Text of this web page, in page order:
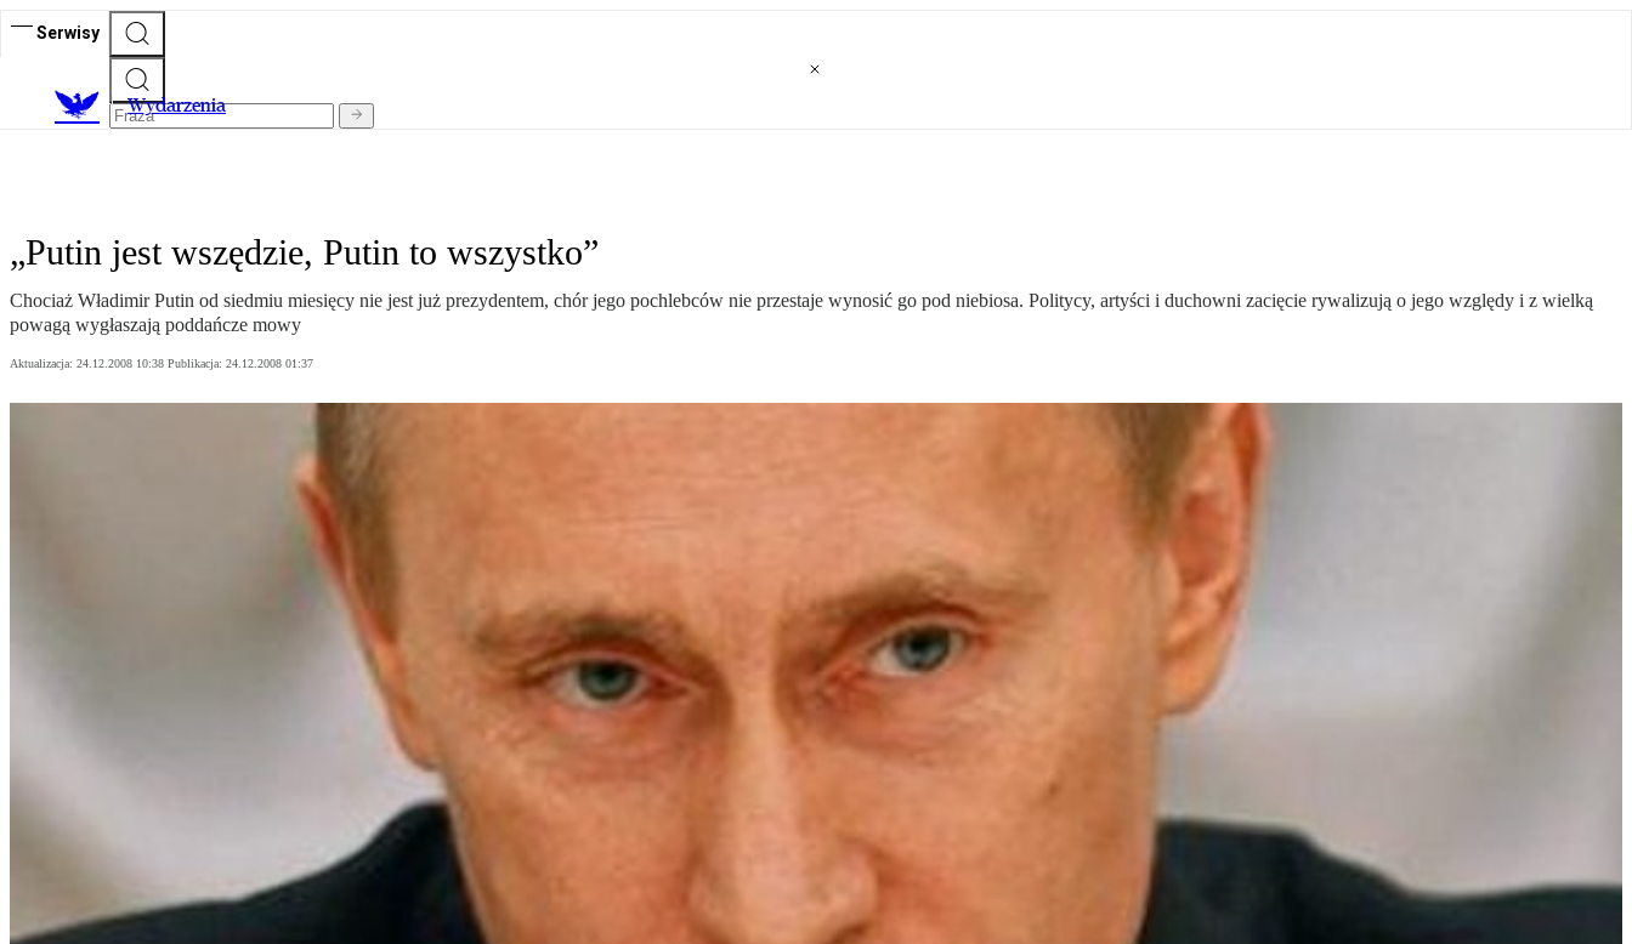
Serwisy
Wydarzenia
„Putin jest wszędzie, Putin to wszystko”
Chociaż Władimir Putin od siedmiu miesięcy nie jest już prezydentem, chór jego pochlebców nie przestaje wynosić go pod niebiosa. Politycy, artyści i duchowni zacięcie rywalizują o jego względy i z wielką
powagą wygłaszają poddańcze mowy
Aktualizacja: 24.12.2008 10:38 Publikacja: 24.12.2008 01:37